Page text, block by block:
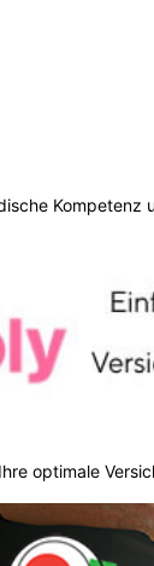
Kompetenz
optimale